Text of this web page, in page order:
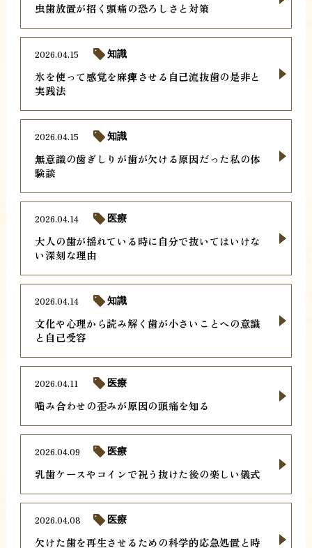
虫歯放置が招く頭痛の恐ろしさと対策
氷を使って感覚を麻痺させる自己流抜歯の是非と
実践法
2026.04.15 知識
無意識の歯ぎしりが歯が欠ける原因だった私の体
験談
2026.04.15 知識
大人の歯が揺れている時に自分で抜いてはいけな
い深刻な理由
2026.04.14 医療
文化や心理から読み解く歯が小さいことへの意識
と自己受容
2026.04.14 知識
噛み合わせの歪みが原因の頭痛を知る
2026.04.11 医療
乳歯ケースやコインで祝う抜けた後の楽しい儀式
2026.04.09 医療
欠けた歯を再生させるための科学的応急処置と時
2026.04.08 医療